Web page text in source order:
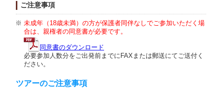
ご注意事項
未成年（18歳未満）の方が保護者同伴なしでご参加いただく場
合は、親権者の同意書が必要です。
同意書のダウンロード
必要参加人数分をご出発前までにFAXまたは郵送にてご送付く
ださい。
ツアーのご注意事項